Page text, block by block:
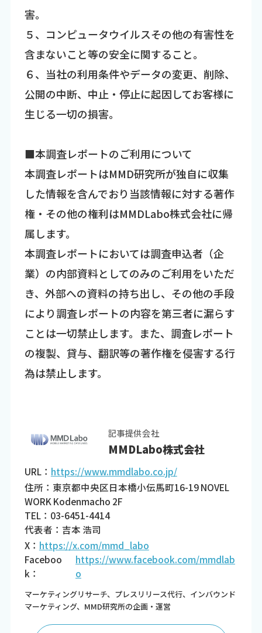
害。
５、コンピュータウイルスその他の有害性を
含まないこと等の安全に関すること。
６、当社の利用条件やデータの変更、削除、
公開の中断、中止・停止に起因してお客様に
生じる一切の損害。
■本調査レポートのご利用について
本調査レポートはMMD研究所が独自に収集
した情報を含んでおり当該情報に対する著作
権・その他の権利はMMDLabo株式会社に帰
属します。
本調査レポートにおいては調査申込者（企
業）の内部資料としてのみのご利用をいただ
き、外部への資料の持ち出し、その他の手段
により調査レポートの内容を第三者に漏らす
ことは一切禁止します。また、調査レポート
の複製、貸与、翻訳等の著作権を侵害する行
為は禁止します。
記事提供会社
MMDLabo株式会社
URL： https://www.mmdlabo.co.jp/
住所：東京都中央区日本橋小伝馬町16-19 NOVEL
WORK Kodenmacho 2F
TEL：03-6451-4414
代表者：吉本 浩司
X： https://x.com/mmd_labo
Faceboo
k：
https://www.facebook.com/mmdlab
o
マーケティングリサーチ、プレスリリース代行、インバウンド
マーケティング、MMD研究所の企画・運営